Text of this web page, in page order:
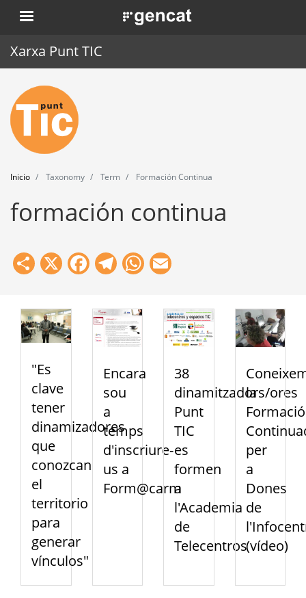
Pasar
al
. Obre en una nova finestra.
Xarxa Punt TIC
Inicio
Punt TIC
Actualidad
Agenda
Formación
Herramientas
Inicio Taxonomy Term Formación Continua
formación continua
Share
X Facebook
Telegram
WhatsApp
"Es
clave
tener
dinamizadores
que
conozcan
el
territorio
para
generar
vínculos"
Encara
sou
a
temps
d'inscriure-
us a
Form@carm
38
dinamitzadors/ores
Punt
TIC
es
formen
a
l'Academia
de
Telecentros
la
Formació
per
a
Dones
de
(vídeo)